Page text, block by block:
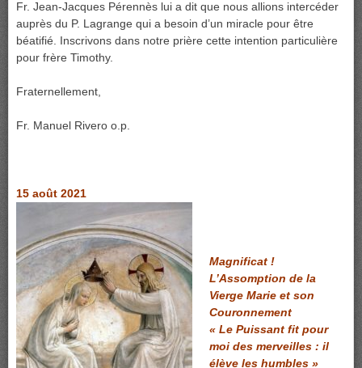
Fr. Jean-Jacques Pérennès lui a dit que nous allions intercéder
auprès du P. Lagrange qui a besoin d’un miracle pour être
béatifié. Inscrivons dans notre prière cette intention particulière
pour frère Timothy.
Fraternellement,
Fr. Manuel Rivero o.p.
15 août 2021
Magnificat !
L’Assomption de la
Vierge Marie et son
Couronnement
« Le Puissant fit pour
moi des merveilles : il
élève les humbles »